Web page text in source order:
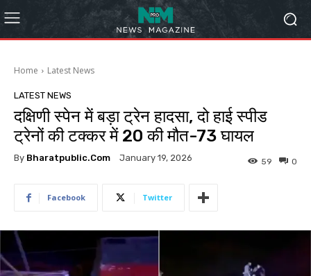
Home Latest News
LATEST NEWS
दक्षिणी स्पेन में बड़ा ट्रेन हादसा, दो हाई स्पीड
ट्रेनों की टक्कर में 20 की मौत-73 घायल
By Bharatpublic.com January 19, 2026 0
59
Facebook Twitter